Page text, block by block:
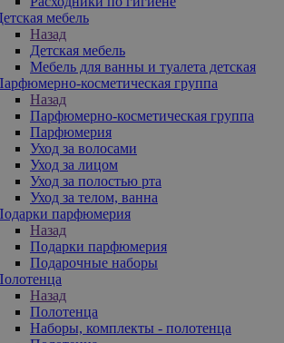
мебель
Назад
Детская мебель
Мебель для ванны и туалета детская
косметическая группа
Назад
Парфюмерно-косметическая группа
Парфюмерия
Уход за волосами
Уход за лицом
Уход за полостью рта
Уход за телом, ванна
парфюмерия
Назад
Подарки парфюмерия
Подарочные наборы
Назад
Полотенца
Наборы, комплекты - полотенца